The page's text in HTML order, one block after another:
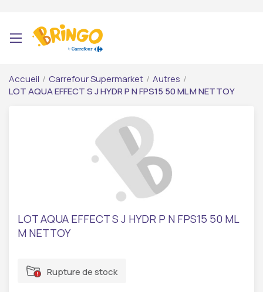
Accueil / Carrefour Supermarket / Autres /
LOT AQUA EFFECT S J HYDR P N FPS15 50 ML M NETTOY
LOT AQUA EFFECT S J HYDR P N FPS15 50 ML
M NETTOY
Rupture de stock